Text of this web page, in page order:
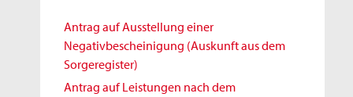
Antrag auf Ausstellung einer
Negativbescheinigung (Auskunft aus dem
Sorgeregister)
Antrag auf Leistungen nach dem